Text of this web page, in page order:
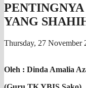
YANG
Thursday, 27 November
Oleh : Dinda Amalia